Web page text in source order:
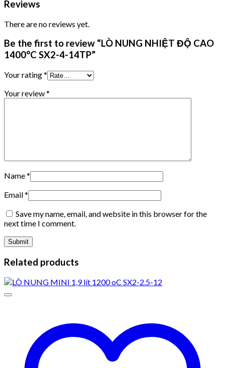
Reviews
There are no reviews yet.
Be the first to review “LÒ NUNG NHIỆT ĐỘ CAO
1400°C SX2-4-14TP”
Your rating*
Your review*
Name*
Email*
Save my name, email, and website in this browser for the
next time I comment.
Related products